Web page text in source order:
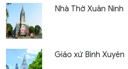
Nhà Thờ Xuân Ninh
Giáo xứ Bình Xuyên